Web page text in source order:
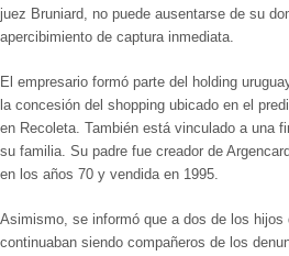
juez Bruniard, no puede ausentarse de su
apercibimiento de captura inmediata.
El empresario formó parte del holding
la concesión del shopping ubicado en el
en Recoleta. También está vinculado a una
su familia. Su padre fue creador de
en los años 70 y vendida en 1995.
Asimismo, se informó que a dos de los hijos
continuaban siendo compañeros de los